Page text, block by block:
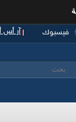
آر فيسبوك
البحث ‏بحث ‏